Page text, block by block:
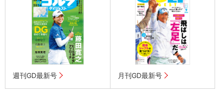
週刊GD最新号 月刊GD最新号